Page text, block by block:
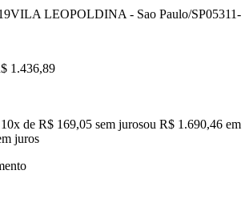
VILA LEOPOLDINA - Sao Paulo/SP05311-
1.436,89
de R$ 169,05 sem jurosou R$ 1.690,46 em
juros